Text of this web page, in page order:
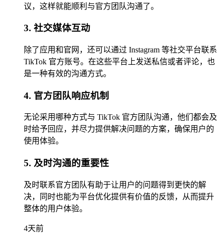
议，这样就能顺利与官方团队沟通了。
3. 社交媒体互动
除了应用和官网，还可以通过 Instagram 等社交平台联系
TikTok 官方账号。在这些平台上发送私信或者评论，也
是一种有效的沟通方式。
4. 官方团队响应机制
无论采用哪种方式与 TikTok 官方团队沟通，他们都会及
时给予回应，并尽力提供解决问题的方案，确保用户的
使用体验。
5. 及时沟通的重要性
及时联系官方团队有助于让用户的问题得到更快的解
决，同时也能为平台优化提供有价值的反馈，从而提升
整体的用户体验。
4天前